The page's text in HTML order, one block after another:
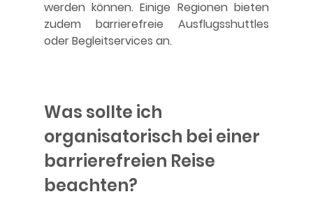
werden können. Einige Regionen bieten
zudem barrierefreie Ausflugsshuttles
oder Begleitservices an.
Was sollte ich
organisatorisch bei einer
barrierefreien Reise
beachten?